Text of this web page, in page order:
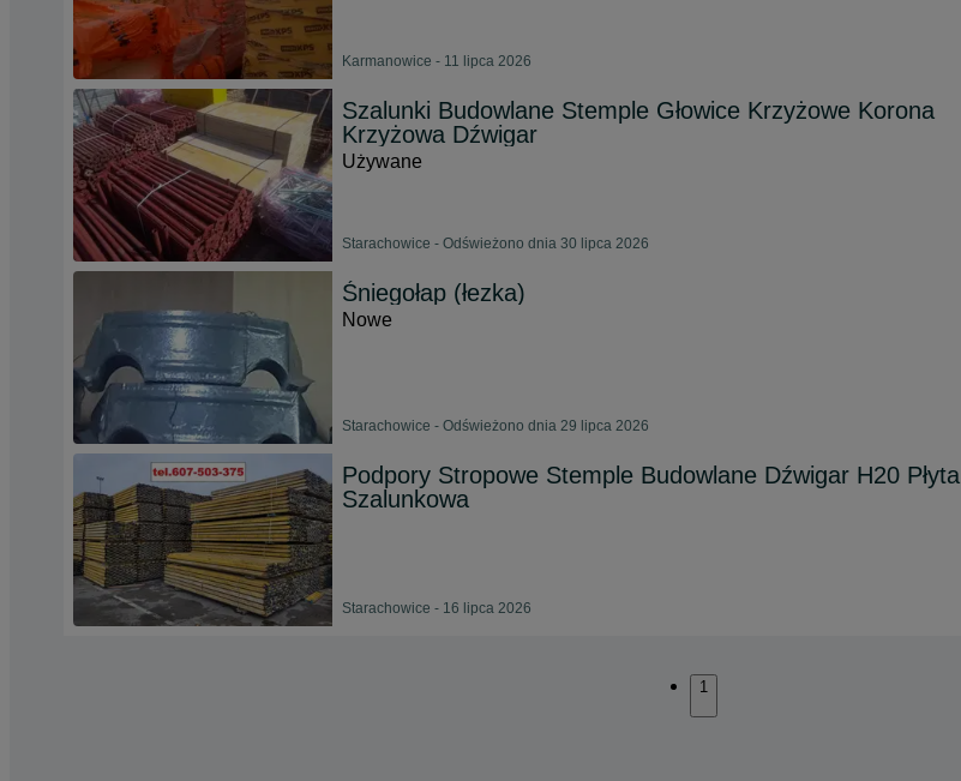
Karmanowice - 11 lipca 2026
Szalunki Budowlane Stemple Głowice Krzyżowe Korona
Krzyżowa Dźwigar
Używane
Starachowice - Odświeżono dnia 30 lipca 2026
Śniegołap (łezka)
Nowe
Starachowice - Odświeżono dnia 29 lipca 2026
Podpory Stropowe Stemple Budowlane Dźwigar H20 Płyta
Szalunkowa
Starachowice - 16 lipca 2026
1